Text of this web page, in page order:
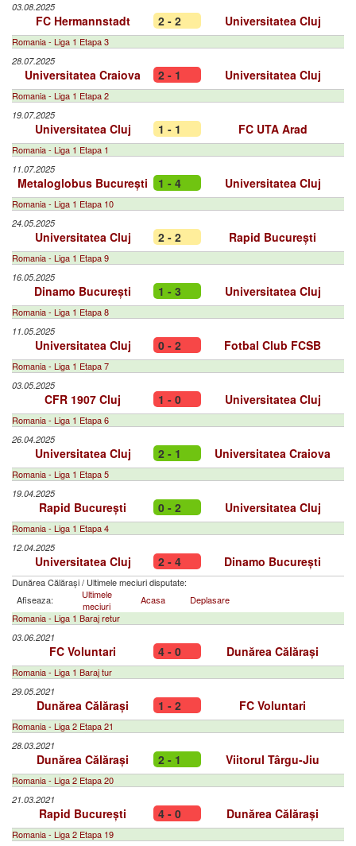
03.08.2025
FC Hermannstadt 2 - 2 Universitatea Cluj
Romania - Liga 1 Etapa 3
28.07.2025
Universitatea Craiova 2 - 1 Universitatea Cluj
Romania - Liga 1 Etapa 2
19.07.2025
Universitatea Cluj 1 - 1 FC UTA Arad
Romania - Liga 1 Etapa 1
11.07.2025
Metaloglobus București 1 - 4 Universitatea Cluj
Romania - Liga 1 Etapa 10
24.05.2025
Universitatea Cluj 2 - 2 Rapid București
Romania - Liga 1 Etapa 9
16.05.2025
Dinamo București 1 - 3 Universitatea Cluj
Romania - Liga 1 Etapa 8
11.05.2025
Universitatea Cluj 0 - 2 Fotbal Club FCSB
Romania - Liga 1 Etapa 7
03.05.2025
CFR 1907 Cluj 1 - 0 Universitatea Cluj
Romania - Liga 1 Etapa 6
26.04.2025
Universitatea Cluj 2 - 1 Universitatea Craiova
Romania - Liga 1 Etapa 5
19.04.2025
Rapid București 0 - 2 Universitatea Cluj
Romania - Liga 1 Etapa 4
12.04.2025
Universitatea Cluj 2 - 4 Dinamo București
Dunărea Călărași/ Ultimele meciuri disputate:
Afiseaza:
Ultimele
meciuri
Acasa
Deplasare
Romania - Liga 1 Baraj retur
03.06.2021
FC Voluntari 4 - 0 Dunărea Călărași
Romania - Liga 1 Baraj tur
29.05.2021
Dunărea Călărași 1 - 2 FC Voluntari
Romania - Liga 2 Etapa 21
28.03.2021
Dunărea Călărași 2 - 1 Viitorul Târgu-Jiu
Romania - Liga 2 Etapa 20
21.03.2021
Rapid București 4 - 0 Dunărea Călărași
Romania - Liga 2 Etapa 19